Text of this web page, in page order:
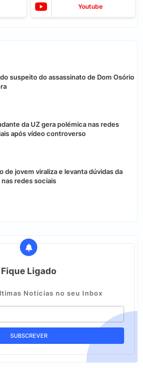
Youtube
suspeito do assassinato de Dom Osório
da UZ gera polémica nas redes
após vídeo controverso
de jovem viraliza e levanta dúvidas da
nas redes sociais
Fique Ligado
Noticias no seu Inbox